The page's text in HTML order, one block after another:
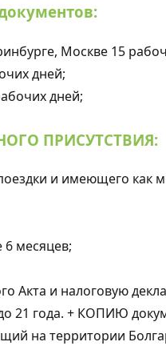
Москве 15
дней;
дней;
ПРИСУТСТВИЯ:
и имеющего как
месяцев;
и налоговую
21 года. + КОПИЮ
на территории